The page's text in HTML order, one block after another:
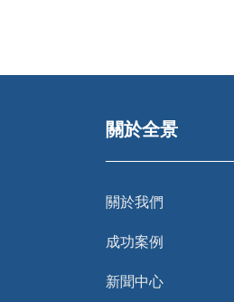
關於全景
關於我們
成功案例
新聞中心